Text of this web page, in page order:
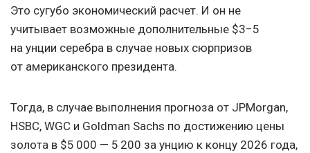
Это сугубо экономический расчет. И он не
учитывает возможные дополнительные $3−5
на унции серебра в случае новых сюрпризов
от американского президента.
Тогда, в случае выполнения прогноза от JPMorgan,
HSBC, WGC и Goldman Sachs по достижению цены
золота в $5 000 — 5 200 за унцию к концу 2026 года,